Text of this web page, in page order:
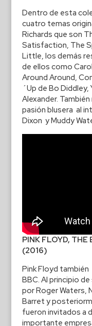
Dentro de esta
cuatro temas
Richards que son
Satisfaction, The
Little, los demás
de ellos como
Around Around,
´Up de Bo
Alexander.
pasión blusera al
Dixon y Muddy
PINK FLOYD, THE
(2016)
Pink Floyd también
BBC. Al principio
por Roger Waters,
Barret y
fueron invitados a
importante